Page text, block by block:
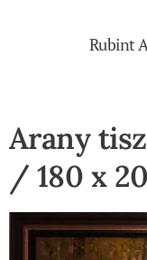
Rubint
Arany
/ 180 x